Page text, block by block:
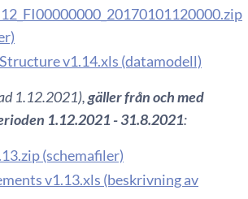
v1.14.xls (datamodell)
1.12.2021),gäller från och med
1.12.2021 - 31.8.2021:
(schemafiler)
v1.13.xls (beskrivning av